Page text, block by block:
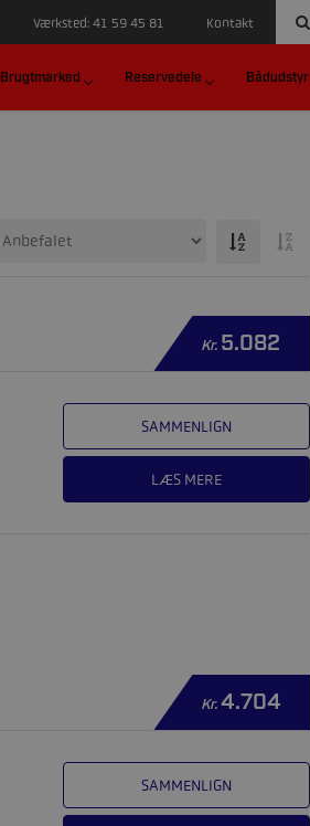
Værksted: 41 59 45 81 Kontakt
Brugtmarked Reservedele Bådudstyr
Kr. 5.082
SAMMENLIGN
LÆS MERE
Kr.4.704
SAMMENLIGN